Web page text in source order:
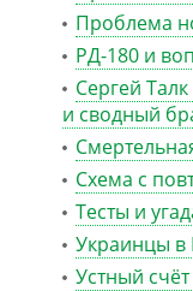
Проблема
РД-180 и
Сергей
и сводный
Схема с
Тесты и
Украинцы в
Устный